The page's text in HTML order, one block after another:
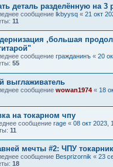
деталь разделённую на 3
сообщение lkbyysq « 21 окт
11
,большая
сообщение гражданинъ « 20
55
выглаживатель
сообщение wowan1974 « 18
на токарном чпу
сообщение rage « 08 окт 2023,
11
мечты #2: ЧПУ токарник
сообщение Besprizornik « 23
18